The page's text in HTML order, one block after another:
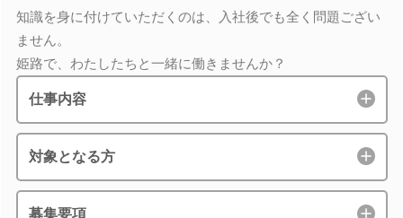
知識を身に付けていただくのは、入社後でも全く問題ござい
ません。
姫路で、わたしたちと一緒に働きませんか？
仕事内容
対象となる方
募集要項